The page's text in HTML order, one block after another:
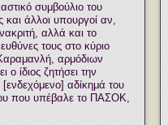
συμβούλιο του
και άλλοι υπουργοί αν,
αλλά και το
τους στο κύριο
αρμόδιων
ίδιος ζητήσει την
αδίκημά του
που υπέβαλε το ΠΑΣΟΚ,